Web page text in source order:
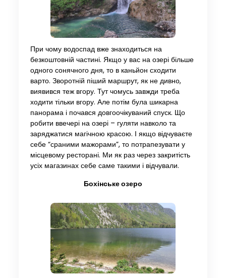
При чому водоспад вже знаходиться на
безкоштовній частині. Якщо у вас на озері більше
одного сонячного дня, то в каньйон сходити
варто. Зворотній піший маршрут, як не дивно,
виявився теж вгору. Тут чомусь завжди треба
ходити тільки вгору. Але потім була шикарна
панорама і почався довгоочікуваний спуск. Що
робити ввечері на озері – гуляти навколо та
заряджатися магічною красою. І якщо відчуваєте
себе “сраними мажорами”, то потрапезувати у
місцевому ресторані. Ми як раз через закритість
усіх магазинах себе саме такими і відчували.
Бохінське озеро